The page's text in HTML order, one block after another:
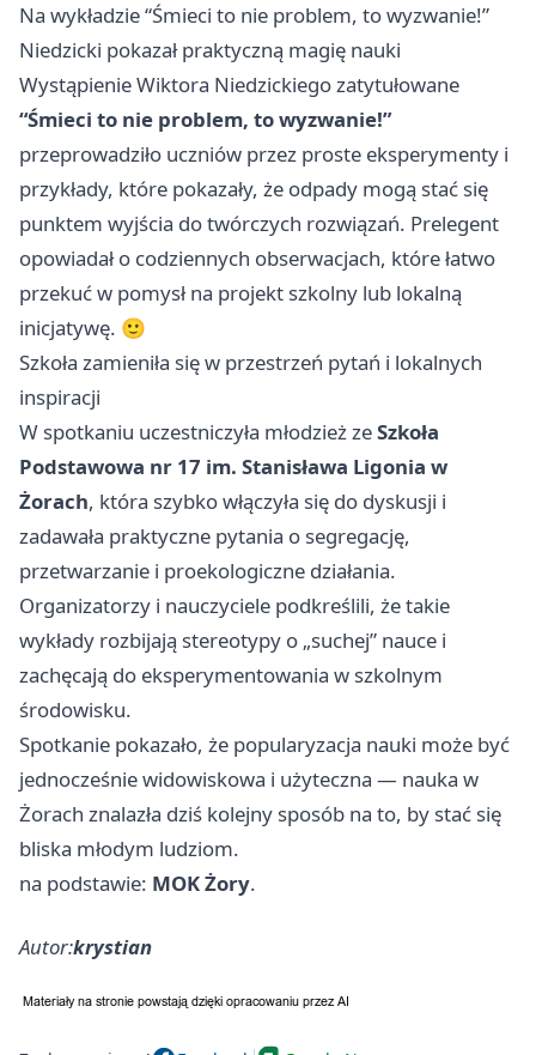
Na wykładzie “Śmieci to nie problem, to wyzwanie!”
Niedzicki pokazał praktyczną magię nauki
Wystąpienie Wiktora Niedzickiego zatytułowane
“Śmieci to nie problem, to wyzwanie!”
przeprowadziło uczniów przez proste eksperymenty i
przykłady, które pokazały, że odpady mogą stać się
punktem wyjścia do twórczych rozwiązań. Prelegent
opowiadał o codziennych obserwacjach, które łatwo
przekuć w pomysł na projekt szkolny lub lokalną
inicjatywę. 🙂
Szkoła zamieniła się w przestrzeń pytań i lokalnych
inspiracji
W spotkaniu uczestniczyła młodzież zeSzkoła
Podstawowa nr 17 im. Stanisława Ligonia w
Żorach, która szybko włączyła się do dyskusji i
zadawała praktyczne pytania o segregację,
przetwarzanie i proekologiczne działania.
Organizatorzy i nauczyciele podkreślili, że takie
wykłady rozbijają stereotypy o „suchej” nauce i
zachęcają do eksperymentowania w szkolnym
środowisku.
Spotkanie pokazało, że popularyzacja nauki może być
jednocześnie widowiskowa i użyteczna — nauka w
Żorach znalazła dziś kolejny sposób na to, by stać się
bliska młodym ludziom.
na podstawie: MOK Żory.
Autor:krystian